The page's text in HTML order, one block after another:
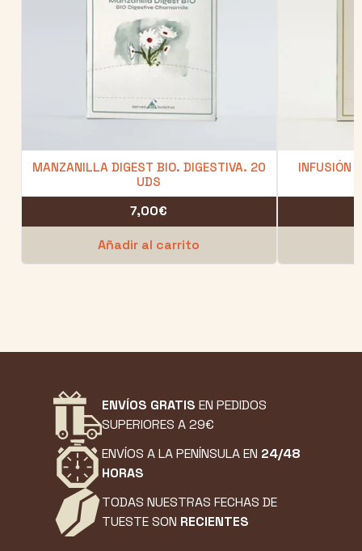
MANZANILLA DIGEST BIO. DIGESTIVA. 20
UDS
7,00€
Añadir al carrito
INFUSIÓN
ENVÍOS GRATIS EN PEDIDOS
SUPERIORES A 29€
ENVÍOS A LA PENÍNSULA EN 24/48
HORAS
TODAS NUESTRAS FECHAS DE
TUESTE SON RECIENTES